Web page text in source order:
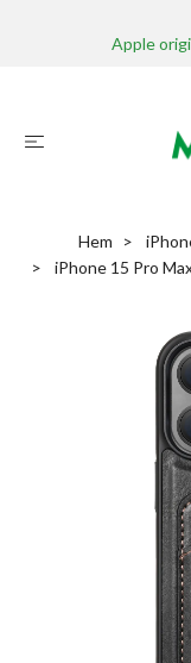
Apple
Hem
iPhone 15 Pro